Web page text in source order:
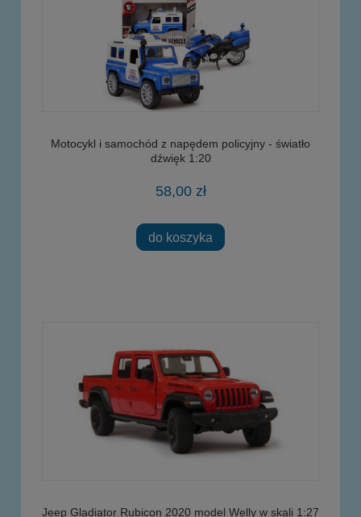
Motocykl i samochód z napędem policyjny - światło
dźwięk 1:20
58,00 zł
do koszyka
Jeep Gladiator Rubicon 2020 model Welly w skali 1:27